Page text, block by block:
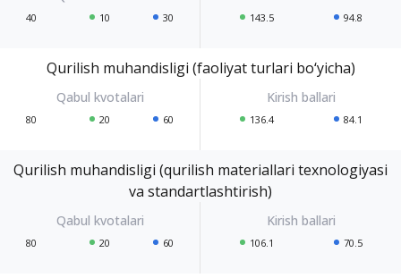
40 10 30 143.5 94.8
Qurilish muhandisligi (faoliyat turlari bo‘yicha)
80 20 60 136.4 84.1
Qurilish muhandisligi (qurilish materiallari texnologiyasi
va standartlashtirish)
80 20 60 106.1 70.5